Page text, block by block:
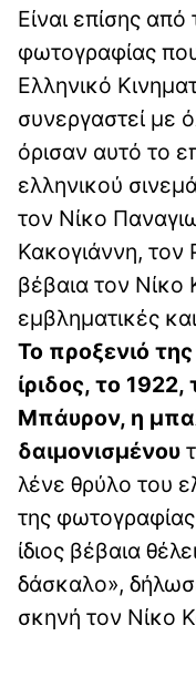
Είναι επίσης από
φωτογραφίας
Ελληνικό
συνεργαστεί με
όρισαν αυτό το
ελληνικού
τον Νίκο
Κακογιάννη,
βέβαια τον Νίκο
εμβληματικές
Το προξενιό
ίριδος, το
Μπάυρον, η
δαιμονισμένου
λένε θρύλο του
της
ίδιος βέβαια
δάσκαλο»,
σκηνή τον Νίκο